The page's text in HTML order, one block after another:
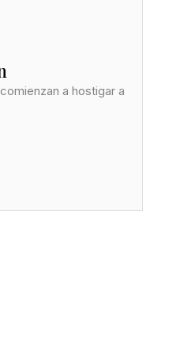
a hostigar a